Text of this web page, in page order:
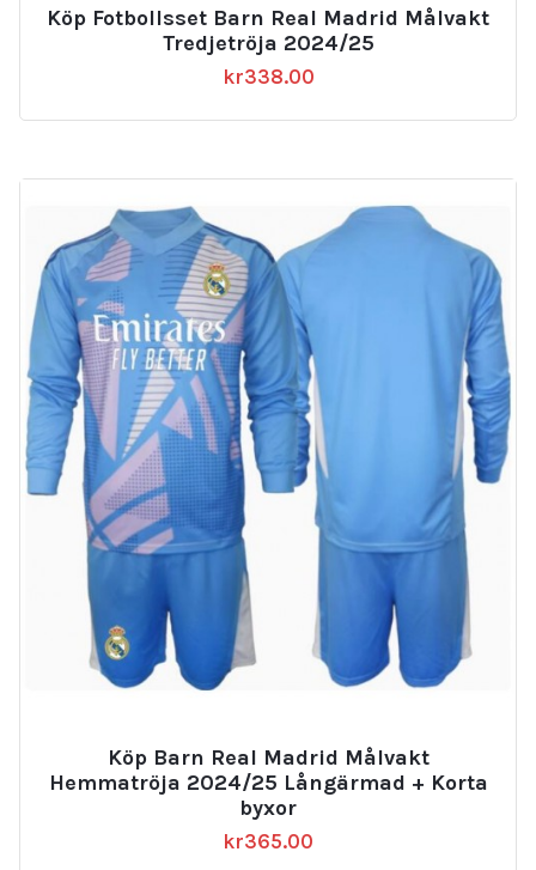
Köp Fotbollsset Barn Real Madrid Målvakt
Tredjetröja 2024/25
kr338.00
Köp Barn Real Madrid Målvakt
Hemmatröja 2024/25 Långärmad + Korta
byxor
kr365.00